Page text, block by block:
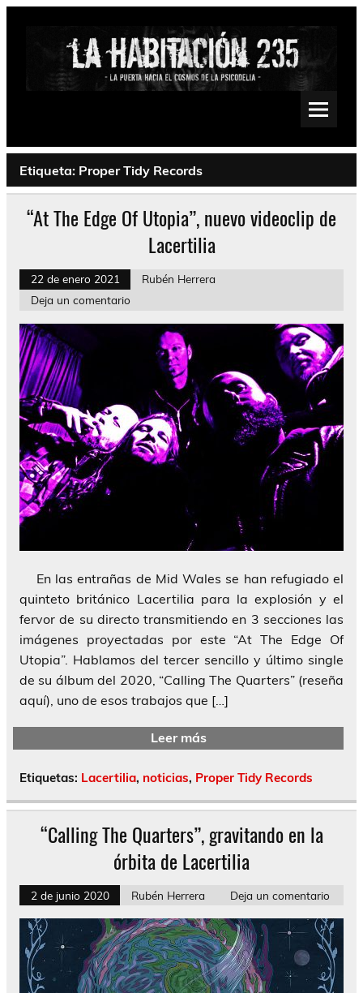
Saltar
Psychedelic, Stoner, Doom, Sludge, Fuzz, Space, Drone
Etiqueta: Proper Tidy Records
“At The Edge Of Utopia”, nuevo videoclip de
Lacertilia
22 de enero 2021
Rubén Herrera
Deja un comentario
En las entrañas de Mid Wales se han refugiado el
quinteto británico Lacertilia para la explosión y el
fervor de su directo transmitiendo en 3 secciones las
imágenes proyectadas por este “At The Edge Of
Utopia”. Hablamos del tercer sencillo y último single
de su álbum del 2020, “Calling The Quarters” (reseña
aquí), uno de esos trabajos que […]
Leer más
Etiquetas: Lacertilia, noticias, Proper Tidy Records
“Calling The Quarters”, gravitando en la
órbita de Lacertilia
2 de junio 2020 Rubén Herrera Deja un comentario